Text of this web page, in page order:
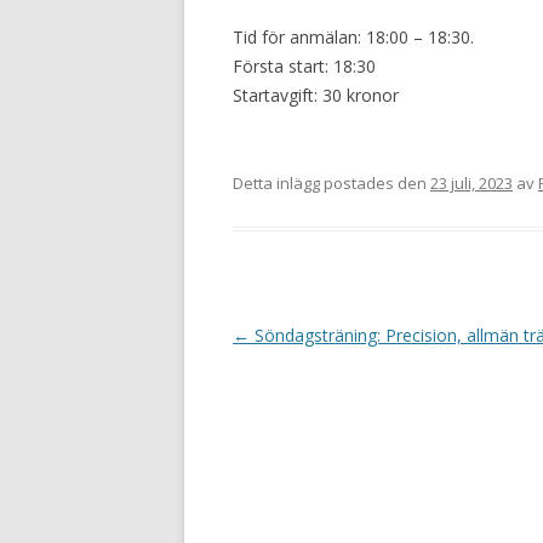
Tid för anmälan: 18:00 – 18:30.
Första start: 18:30
Startavgift: 30 kronor
Detta inlägg postades den 23 juli, 2023 av
I← Söndagsträning: Precision, allmän